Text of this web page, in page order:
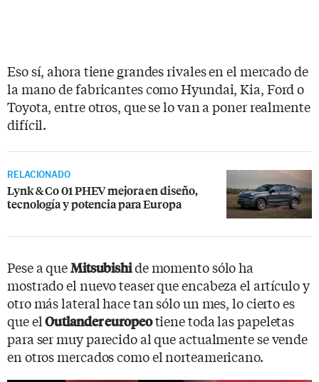
Eso sí, ahora tiene grandes rivales en el mercado de
la mano de fabricantes como Hyundai, Kia, Ford o
Toyota, entre otros, que se lo van a poner realmente
difícil.
RELACIONADO
Lynk & Co 01 PHEV mejora en diseño,
tecnología y potencia para Europa
Pese a queMitsubishide momento sólo ha
mostrado el nuevo teaser que encabeza el artículo y
otro más lateral hace tan sólo un mes, lo cierto es
que elOutlander europeotiene toda las papeletas
para ser muy parecido al que actualmente se vende
en otros mercados como el norteamericano.